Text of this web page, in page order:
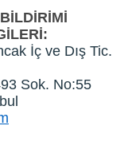
İç ve Dış Tic.
Sok. No:55